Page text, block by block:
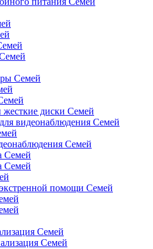
Семей
жесткие диски Семей
видеонаблюдения Семей
Семей
Семей
Семей
помощи Семей
Семей
Семей